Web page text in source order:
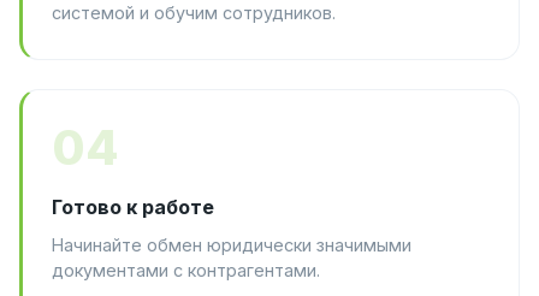
системой и обучим сотрудников.
04
Готово к работе
Начинайте обмен юридически значимыми
документами с контрагентами.